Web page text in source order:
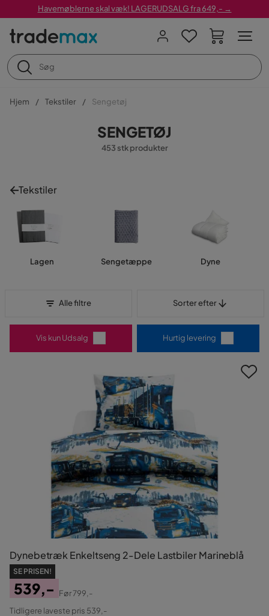
Havemøblerne skal væk! LAGERUDSALG fra 649,- →
Hjem Tekstiler Sengetøj
SENGETØJ
453 stk produkter
Tekstiler
Lagen Sengetæppe Dyne
Alle filtre Sorter efter
Vis kun Udsalg Hurtig levering
Dynebetræk Enkeltseng 2-Dele Lastbiler Marineblå
SE PRISEN!
Pris
539,-
Original
Før799,-
Tidligere laveste pris 539,-